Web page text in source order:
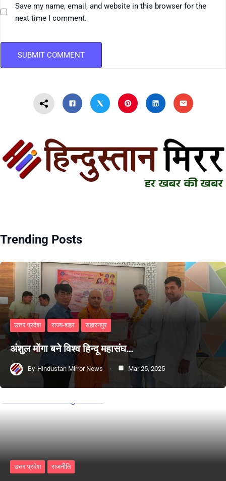
Save my name, email, and website in this browser for the
next time I comment.
Trending Posts
उत्तर प्रदेश राज्य-शहर सहारनपुर
अंशुल मोंगा बने विश्व हिन्दू महासंघ…
By Hindustan Mirror News Mar 25, 2025
उत्तर प्रदेश राजनीति